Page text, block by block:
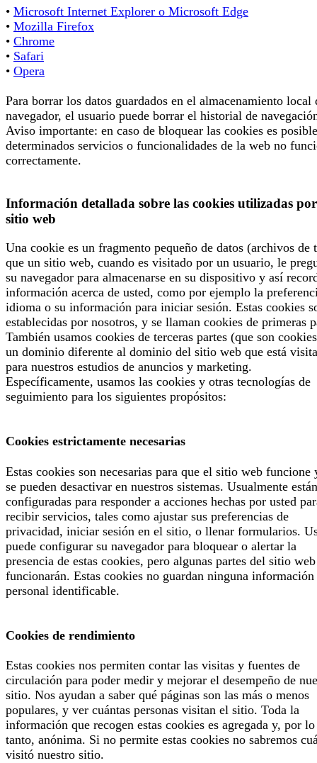
• Microsoft Internet Explorer o Microsoft Edge
• Mozilla Firefox
• Chrome
• Safari
• Opera
Para borrar los datos guardados en el almacenamiento local
navegador, el usuario puede borrar el historial de
Aviso importante: en caso de bloquear las cookies es
determinados servicios o funcionalidades de la web no
correctamente.
Información detallada sobre las cookies utilizadas por
sitio web
Una cookie es un fragmento pequeño de datos (archivos de
que un sitio web, cuando es visitado por un usuario, le
su navegador para almacenarse en su dispositivo y así
información acerca de usted, como por ejemplo la
idioma o su información para iniciar sesión. Estas cookies
establecidas por nosotros, y se llaman cookies de primeras
También usamos cookies de terceras partes (que son
un dominio diferente al dominio del sitio web que está
para nuestros estudios de anuncios y marketing.
Específicamente, usamos las cookies y otras tecnologías de
seguimiento para los siguientes propósitos:
Cookies estrictamente necesarias
Estas cookies son necesarias para que el sitio web funcione
se pueden desactivar en nuestros sistemas. Usualmente están
configuradas para responder a acciones hechas por usted
recibir servicios, tales como ajustar sus preferencias de
privacidad, iniciar sesión en el sitio, o llenar formularios.
puede configurar su navegador para bloquear o alertar la
presencia de estas cookies, pero algunas partes del sitio
funcionarán. Estas cookies no guardan ninguna información
personal identificable.
Cookies de rendimiento
Estas cookies nos permiten contar las visitas y fuentes de
circulación para poder medir y mejorar el desempeño de
sitio. Nos ayudan a saber qué páginas son las más o menos
populares, y ver cuántas personas visitan el sitio. Toda la
información que recogen estas cookies es agregada y, por lo
tanto, anónima. Si no permite estas cookies no sabremos
visitó nuestro sitio.